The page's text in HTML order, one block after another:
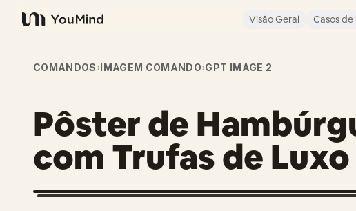
YouMind
Visão Geral Casos de
COMANDOS›IMAGEM COMANDO›GPT IMAGE 2
Pôster de
com Trufas de Luxo